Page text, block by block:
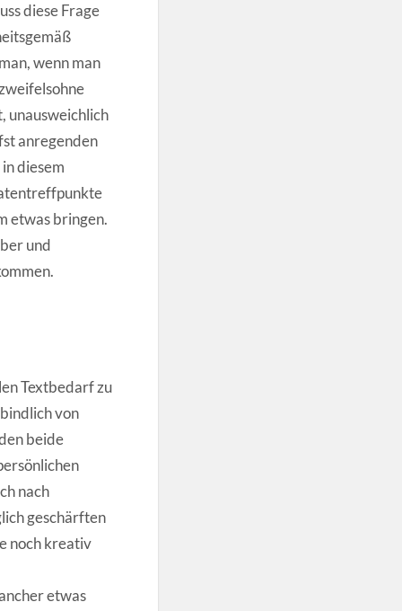
diese Frage
wenn man
unausweichlich
anregenden
diesem
etwas bringen.
und
Textbedarf zu
von
beide
nach
geschärften
noch kreativ
etwas